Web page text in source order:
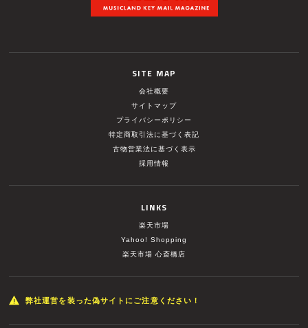
SITE MAP
会社概要
サイトマップ
プライバシーポリシー
特定商取引法に基づく表記
古物営業法に基づく表示
採用情報
LINKS
楽天市場
Yahoo! Shopping
楽天市場 心斎橋店
弊社運営を装った偽サイトにご注意ください！